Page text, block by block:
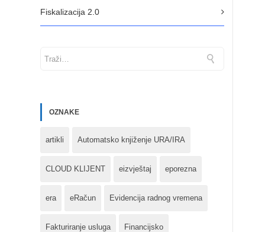
Fiskalizacija 2.0
OZNAKE
artikli Automatsko knjiženje URA/IRA
CLOUD KLIJENT eizvještaj eporezna
era eRačun Evidencija radnog vremena
Fakturiranje usluga Financijsko